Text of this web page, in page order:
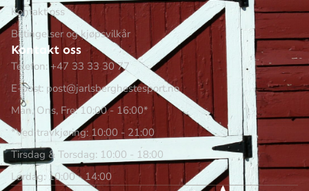
Kontakt oss
Betingelser og kjøpsvilkår
Kontakt oss
Telefon: +47 33 33 30 77
E-post: post@jarlsberghestesport.no
Man, Ons, Fre: 10:00 - 16:00*
*Ved travkjøring: 10:00 - 21:00
Tirsdag & Torsdag: 10:00 - 18:00
Lørdag: 10:00 - 14:00